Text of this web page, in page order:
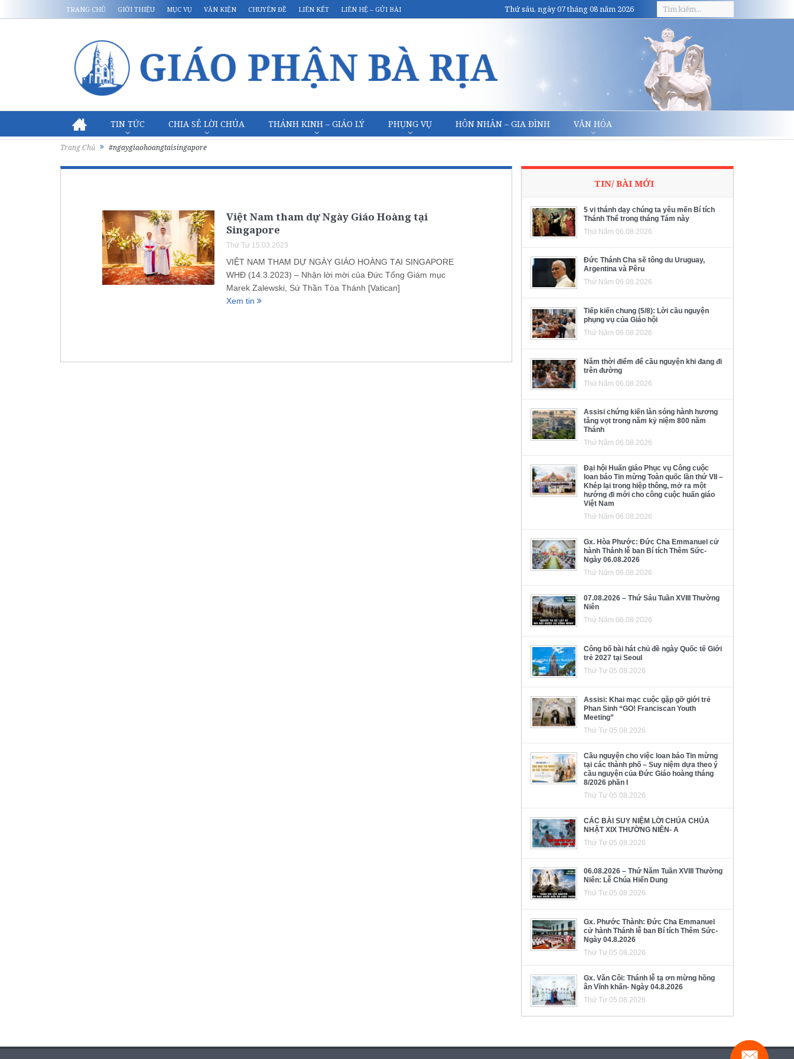
TRANG CHỦ GIỚI THIỆU MỤC VỤ VĂN KIỆN CHUYÊN ĐỀ LIÊN KẾT LIÊN HỆ – GỬI BÀI Thứ sáu, ngày 07 tháng 08 năm 2026
TIN TỨC CHIA SẺ LỜI CHÚA THÁNH KINH – GIÁO LÝ PHỤNG VỤ HÔN NHÂN – GIA ĐÌNH VĂN HÓA
Trang Chủ #ngaygiaohoangtaisingapore
Việt Nam tham dự Ngày Giáo Hoàng tại
Singapore
Thứ Tư 15.03.2023
VIỆT NAM THAM DỰ NGÀY GIÁO HOÀNG TẠI SINGAPORE
WHĐ (14.3.2023) – Nhận lời mời của Đức Tổng Giám mục
Marek Zalewski, Sứ Thần Tòa Thánh [Vatican]
Xem tin
TIN/ BÀI MỚI
5 vị thánh dạy chúng ta yêu mến Bí tích
Thánh Thể trong tháng Tám này
Thứ Năm 06.08.2026
Đức Thánh Cha sẽ tông du Uruguay,
Argentina và Pêru
Thứ Năm 06.08.2026
Tiếp kiến chung (5/8): Lời cầu nguyện
phụng vụ của Giáo hội
Thứ Năm 06.08.2026
Năm thời điểm để cầu nguyện khi đang đi
trên đường
Thứ Năm 06.08.2026
Assisi chứng kiến làn sóng hành hương
tăng vọt trong năm kỷ niệm 800 năm
Thánh
Thứ Năm 06.08.2026
Đại hội Huấn giáo Phục vụ Công cuộc
loan báo Tin mừng Toàn quốc lần thứ VII –
Khép lại trong hiệp thông, mở ra một
hướng đi mới cho công cuộc huấn giáo
Việt Nam
Thứ Năm 06.08.2026
Gx. Hòa Phước: Đức Cha Emmanuel cử
hành Thánh lễ ban Bí tích Thêm Sức-
Ngày 06.08.2026
Thứ Năm 06.08.2026
07.08.2026 – Thứ Sáu Tuần XVIII Thường
Niên
Thứ Năm 06.08.2026
Công bố bài hát chủ đề ngày Quốc tế Giới
trẻ 2027 tại Seoul
Thứ Tư 05.08.2026
Assisi: Khai mạc cuộc gặp gỡ giới trẻ
Phan Sinh “GO! Franciscan Youth
Meeting”
Thứ Tư 05.08.2026
Cầu nguyện cho việc loan báo Tin mừng
tại các thành phố – Suy niệm dựa theo ý
cầu nguyện của Đức Giáo hoàng tháng
8/2026 phần I
Thứ Tư 05.08.2026
CÁC BÀI SUY NIỆM LỜI CHÚA CHÚA
NHẬT XIX THƯỜNG NIÊN- A
Thứ Tư 05.08.2026
06.08.2026 – Thứ Năm Tuần XVIII Thường
Niên: Lễ Chúa Hiển Dung
Thứ Tư 05.08.2026
Gx. Phước Thành: Đức Cha Emmanuel
cử hành Thánh lễ ban Bí tích Thêm Sức-
Ngày 04.8.2026
Thứ Tư 05.08.2026
Gx. Văn Côi: Thánh lễ tạ ơn mừng hồng
ân Vĩnh khấn- Ngày 04.8.2026
Thứ Tư 05.08.2026